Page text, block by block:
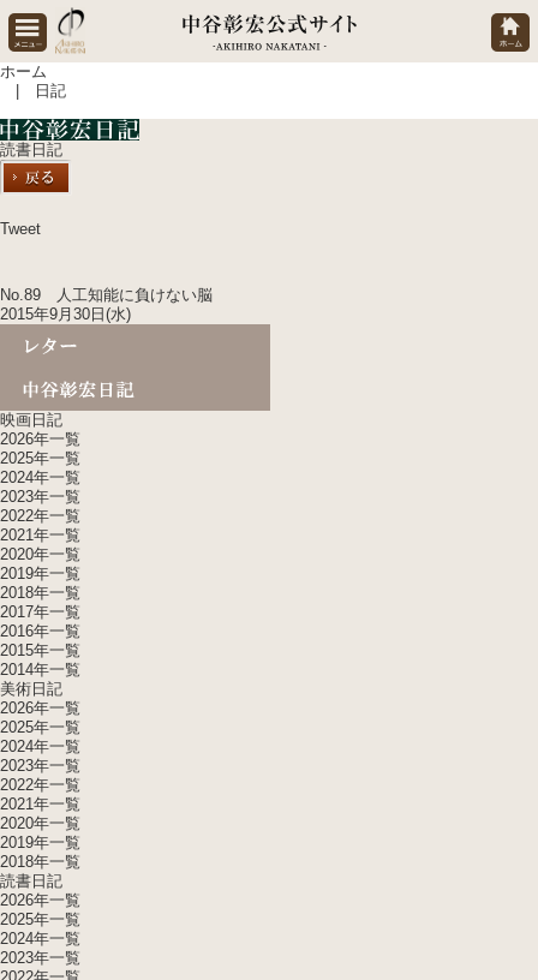
ホーム
| 日記
読書日記
Tweet
No.89 人工知能に負けない脳
2015年9月30日(水)
映画日記
2026年一覧
2025年一覧
2024年一覧
2023年一覧
2022年一覧
2021年一覧
2020年一覧
2019年一覧
2018年一覧
2017年一覧
2016年一覧
2015年一覧
2014年一覧
美術日記
2026年一覧
2025年一覧
2024年一覧
2023年一覧
2022年一覧
2021年一覧
2020年一覧
2019年一覧
2018年一覧
読書日記
2026年一覧
2025年一覧
2024年一覧
2023年一覧